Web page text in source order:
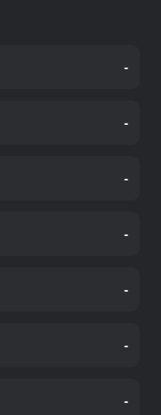
-
-
-
-
-
-
-